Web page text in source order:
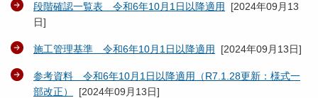
段階確認一覧表 令和6年10月1日以降適用 [2024年09月13
日]
施工管理基準 令和6年10月1日以降適用 [2024年09月13日]
参考資料 令和6年10月1日以降適用（R7.1.28更新：様式一
部改正）
[2024年09月13日]